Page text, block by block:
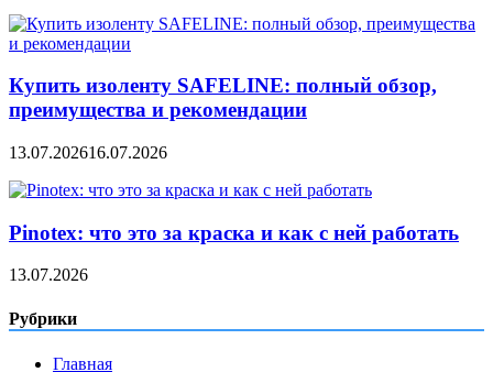
Купить изоленту SAFELINE: полный обзор,
преимущества и рекомендации
13.07.202616.07.2026
Pinotex: что это за краска и как с ней работать
13.07.2026
Рубрики
Главная